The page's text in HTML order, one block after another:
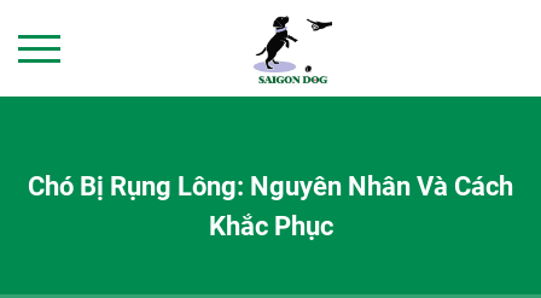
Chó Bị Rụng Lông: Nguyên Nhân Và Cách
Khắc Phục